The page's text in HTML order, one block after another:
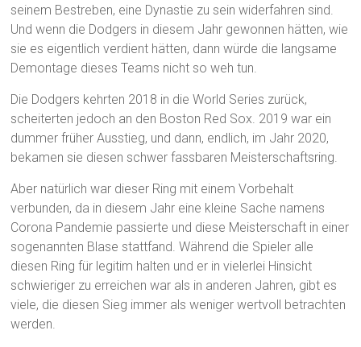
seinem Bestreben, eine Dynastie zu sein widerfahren sind.
Und wenn die Dodgers in diesem Jahr gewonnen hätten, wie
sie es eigentlich verdient hätten, dann würde die langsame
Demontage dieses Teams nicht so weh tun.
Die Dodgers kehrten 2018 in die World Series zurück,
scheiterten jedoch an den Boston Red Sox. 2019 war ein
dummer früher Ausstieg, und dann, endlich, im Jahr 2020,
bekamen sie diesen schwer fassbaren Meisterschaftsring.
Aber natürlich war dieser Ring mit einem Vorbehalt
verbunden, da in diesem Jahr eine kleine Sache namens
Corona Pandemie passierte und diese Meisterschaft in einer
sogenannten Blase stattfand. Während die Spieler alle
diesen Ring für legitim halten und er in vielerlei Hinsicht
schwieriger zu erreichen war als in anderen Jahren, gibt es
viele, die diesen Sieg immer als weniger wertvoll betrachten
werden.